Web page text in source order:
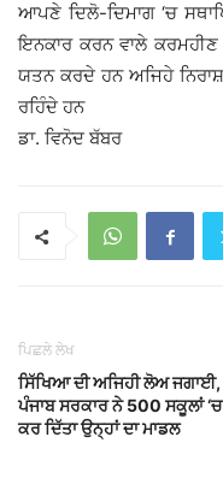
ਆਪਣੇ ਦਿਲੋ-ਦਿਮਾਗ ‘ਚ
ਇਨਕਾਰ ਕਰਨ ਵਾਲੇ
ਯਤਨ ਕਰਦੇ ਹਨ ਅਜਿਹੇ
ਰਹਿੰਦੇ ਹਨ
ਡਾ. ਵਿਨੋਦ ਬੱਬਰ
ਪਿਛਲੇ ਲੇਖ
ਸਿੱਖਿਆ ਦੀ ਅਜਿਹੀ ਲੋਅ ਜਗਾਈ,
ਪੰਜਾਬ ਸਰਕਾਰ ਨੇ 500 ਸਕੂਲਾਂ
ਕਰ ਦਿੱਤਾ ਉਨ੍ਹਾਂ ਦਾ ਮਾਡਲ